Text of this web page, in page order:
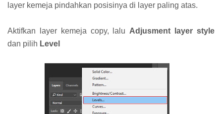
layer kemeja pindahkan posisinya di layer paling atas.
Aktifkan layer kemeja copy, lalu Adjusment layer style
dan pilih Level